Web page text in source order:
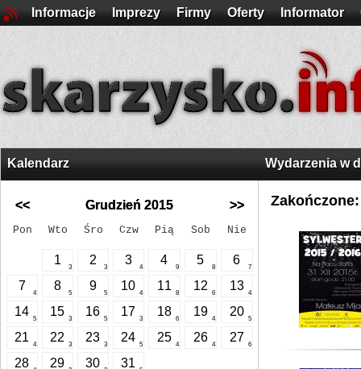
Informacje Imprezy Firmy Oferty Informator
Kalendarz
<< Grudzień 2015 >>
Pon Wto Śro Czw Pią Sob Nie
1
3
2
3
3
4
4
9
5
8
6
7
7
4
8
5
9
5
10
4
11
8
12
6
13
4
14
5
15
3
16
5
17
3
18
6
19
4
20
5
21
4
22
3
23
3
24
5
25
4
26
4
27
6
28 29 30 31
Wydarzenia w
Zakończone: